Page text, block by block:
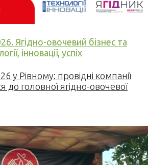
Ягідно-овочевий бізнес та
інновації, успіх
у Рівному: провідні компанії
до головної ягідно-овочевої